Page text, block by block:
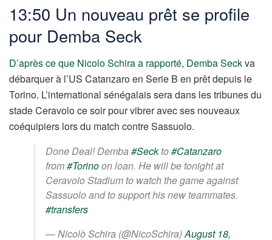
13:50 Un nouveau prêt se profile
pour Demba Seck
D’après ce que Nicolo Schira a rapporté, Demba Seckva
débarquer à l’US Catanzaro en Serie B en prêt depuis le
Torino. L’international sénégalais sera dans les tribunes du
stade Ceravolo ce soir pour vibrer avec ses nouveaux
coéquipiers lors du match contre Sassuolo.
Done Deal! Demba#Seckto#Catanzaro
from#Torinoon loan. He will be tonight at
Ceravolo Stadium to watch the game against
Sassuolo and to support his new teammates.
#transfers
— Nicolò Schira (@NicoSchira)August 18,